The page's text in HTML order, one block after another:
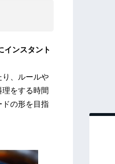
インスタント
り、ルールや
をする時間
の形を目指